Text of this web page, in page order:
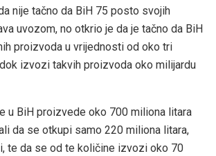
nije tačno da BiH 75 posto svojih
uvozom, no otkrio je da je tačno da BiH
proizvoda u vrijednosti od oko tri
izvozi takvih proizvoda oko milijardu
u BiH proizvede oko 700 miliona litara
da se otkupi samo 220 miliona litara,
te da se od te količine izvozi oko 70